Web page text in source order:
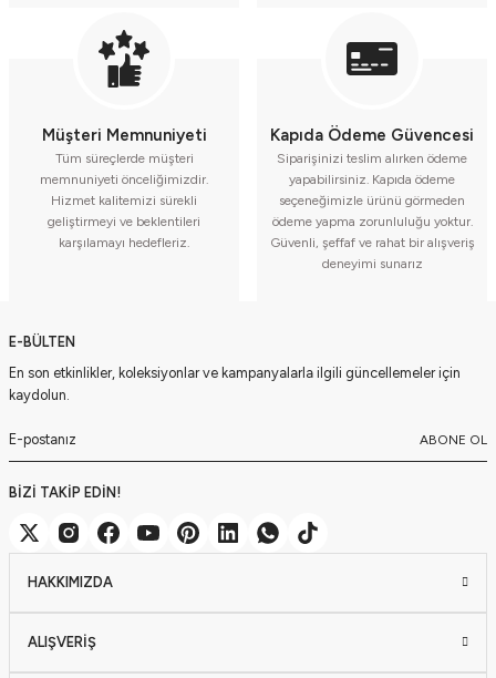
Müşteri Memnuniyeti
Tüm süreçlerde müşteri
memnuniyeti önceliğimizdir.
Hizmet kalitemizi sürekli
geliştirmeyi ve beklentileri
karşılamayı hedefleriz.
Kapıda Ödeme Güvencesi
Siparişinizi teslim alırken ödeme
yapabilirsiniz. Kapıda ödeme
seçeneğimizle ürünü görmeden
ödeme yapma zorunluluğu yoktur.
Güvenli, şeffaf ve rahat bir alışveriş
deneyimi sunarız
E-BÜLTEN
En son etkinlikler, koleksiyonlar ve kampanyalarla ilgili güncellemeler için
kaydolun.
ABONE OL
BİZİ TAKİP EDİN!
HAKKIMIZDA
ALIŞVERİŞ